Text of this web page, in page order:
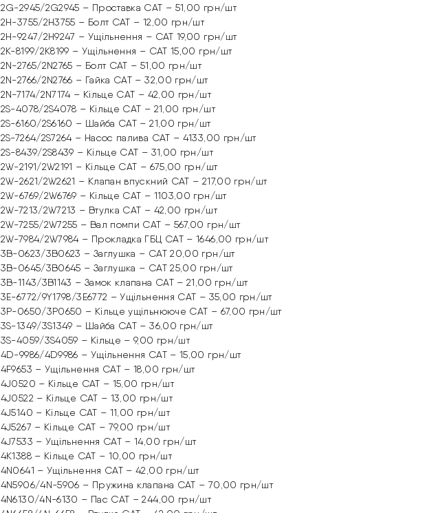
2G-2945/2G2945 – Проставка CAT – 51,00 грн/шт
2H-3755/2H3755 – Болт CAT – 12,00 грн/шт
2H-9247/2H9247 – Ущільнення – CAT 19,00 грн/шт
2K-8199/2K8199 – Ущільнення – CAT 15,00 грн/шт
2N-2765/2N2765 – Болт CAT – 51,00 грн/шт
2N-2766/2N2766 – Гайка CAT – 32,00 грн/шт
2N-7174/2N7174 – Кільце CAT – 42,00 грн/шт
2S-4078/2S4078 – Кільце CAT – 21,00 грн/шт
2S-6160/2S6160 – Шайба CAT – 21,00 грн/шт
2S-7264/2S7264 – Насос палива CAT – 4133,00 грн/шт
2S-8439/2S8439 – Кільце CAT – 31,00 грн/шт
2W-2191/2W2191 – Кільце CAT – 675,00 грн/шт
2W-2621/2W2621 – Клапан впускний CAT – 217,00 грн/шт
2W-6769/2W6769 – Кільце CAT – 1103,00 грн/шт
2W-7213/2W7213 – Втулка CAT – 42,00 грн/шт
2W-7255/2W7255 – Вал помпи CAT – 567,00 грн/шт
2W-7984/2W7984 – Прокладка ГБЦ CAT – 1646,00 грн/шт
3B-0623/3B0623 – Заглушка – CAT 20,00 грн/шт
3B-0645/3B0645 – Заглушка – CAT 25,00 грн/шт
3B-1143/3B1143 – Замок клапана CAT – 21,00 грн/шт
3E-6772/9Y1798/3E6772 – Ущільнення CAT – 35,00 грн/шт
3P-0650/3P0650 – Кільце ущільнююче CAT – 67,00 грн/шт
3S-1349/3S1349 – Шайба CAT – 36,00 грн/шт
3S-4059/3S4059 – Кільце – 9,00 грн/шт
4D-9986/4D9986 – Ущільнення CAT – 15,00 грн/шт
4F9653 – Ущільнення CAT – 18,00 грн/шт
4J0520 – Кільце CAT – 15,00 грн/шт
4J0522 – Кільце CAT – 13,00 грн/шт
4J5140 – Кільце CAT – 11,00 грн/шт
4J5267 – Кільце CAT – 79,00 грн/шт
4J7533 – Ущільнення CAT – 14,00 грн/шт
4K1388 – Кільце CAT – 10,00 грн/шт
4N0641 – Ущільнення CAT – 42,00 грн/шт
4N5906/4N-5906 – Пружина клапана CAT – 70,00 грн/шт
4N6130/4N-6130 – Пас CAT – 244,00 грн/шт